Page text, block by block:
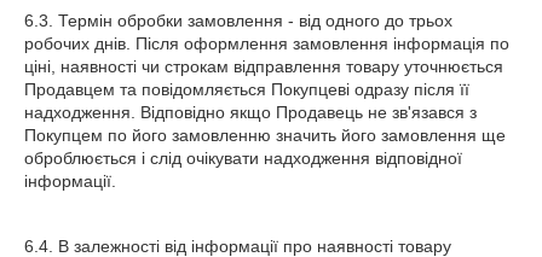
6.3. Термін обробки замовлення - від одного до трьох
робочих днів. Після оформлення замовлення інформація по
ціні, наявності чи строкам відправлення товару уточнюється
Продавцем та повідомляється Покупцеві одразу після її
надходження. Відповідно якщо Продавець не зв'язався з
Покупцем по його замовленню значить його замовлення ще
оброблюється і слід очікувати надходження відповідної
інформації.
6.4. В залежності від інформації про наявності товару